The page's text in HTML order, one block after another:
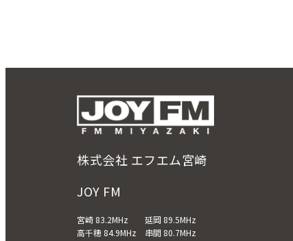
株式会社 エフエム宮崎
JOY FM
宮崎 83.2MHz 延岡 89.5MHz
高千穂 84.9MHz 串間 80.7MHz